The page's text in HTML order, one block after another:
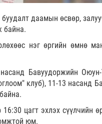
даамын өсвөр,
байна.
нэг өргийн өмнө
Бавуудоржийн
клуб), 11-13 насанд
цагт эхлэх сүүлчийн
юм.